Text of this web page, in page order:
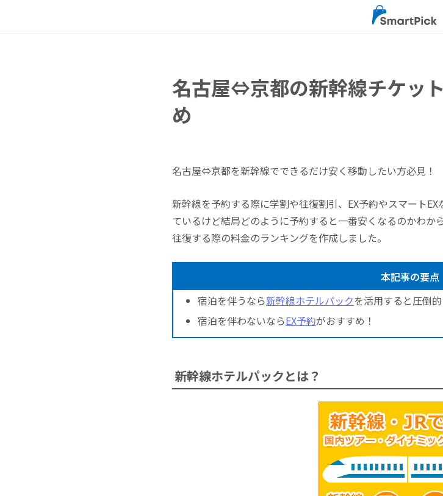
名古屋⇔京都の新幹線チケッ
め
名古屋⇔京都を新幹線でできるだけ安く移動したい方必見！
新幹線を予約する際に学割や往復割引、EX予約やスマート
ているけど結局どのように予約すると一番安くなるのかわ
往復する際の料金のランキングを作成しました。
本記事の要点
宿泊を伴うなら新幹線ホテルパックを活用すると圧倒
宿泊を伴わないならEX予約がおすすめ！
新幹線ホテルパックとは？